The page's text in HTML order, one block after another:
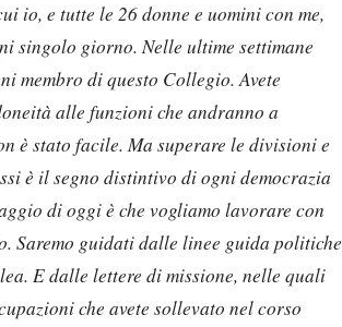
io, e tutte le 26 donne e uomini con me,
singolo giorno. Nelle ultime settimane
membro di questo Collegio. Avete
alle funzioni che andranno a
è stato facile. Ma superare le divisioni e
è il segno distintivo di ogni democrazia
di oggi è che vogliamo lavorare con
Saremo guidati dalle linee guida politiche
E dalle lettere di missione, nelle quali
che avete sollevato nel corso